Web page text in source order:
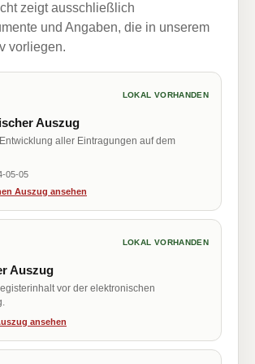
zeigt ausschließlich
und Angaben, die in unserem
vorliegen.
LOKAL VORHANDEN
Auszug
aller Eintragungen auf dem
05-05
Auszug ansehen
LOKAL VORHANDEN
Auszug
vor der elektronischen
ansehen